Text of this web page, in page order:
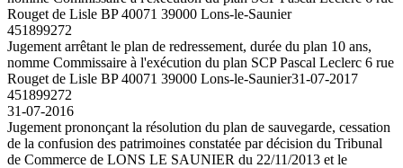
Rouget de Lisle BP 40071 39000 Lons-le-Saunier
451899272
Jugement arrêtant le plan de redressement, durée du plan 10 ans,
nomme Commissaire à l'exécution du plan SCP Pascal Leclerc 6 rue
Rouget de Lisle BP 40071 39000 Lons-le-Saunier31-07-2017
451899272
31-07-2016
Jugement prononçant la résolution du plan de sauvegarde, cessation
de la confusion des patrimoines constatée par décision du Tribunal
de Commerce de LONS LE SAUNIER du 22/11/2013 et le